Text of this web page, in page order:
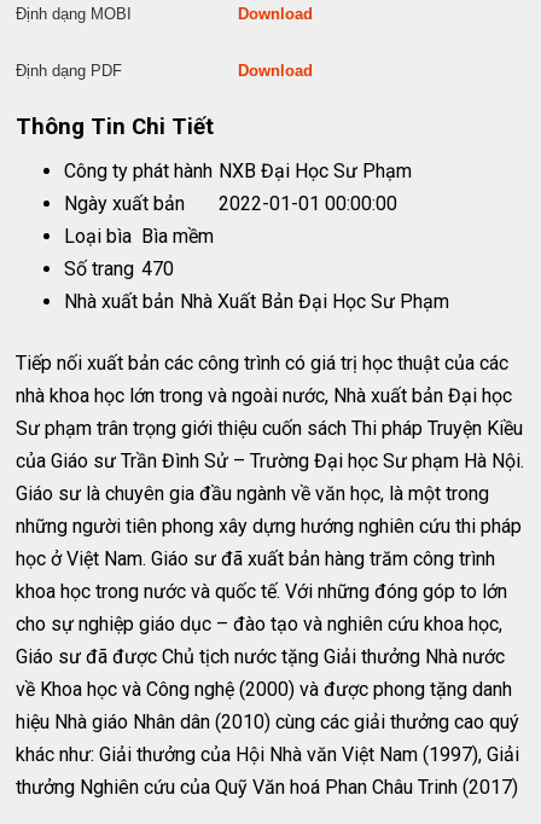
Định dạng MOBI Download
Định dạng PDF Download
Thông Tin Chi Tiết
Công ty phát hành NXB Đại Học Sư Phạm
Ngày xuất bản
2022-01-01 00:00:00
Loại bìa Bìa mềm
Số trang 470
Nhà xuất bản Nhà Xuất Bản Đại Học Sư Phạm
Tiếp nối xuất bản các công trình có giá trị học thuật của các
nhà khoa học lớn trong và ngoài nước, Nhà xuất bản Đại học
Sư phạm trân trọng giới thiệu cuốn sách Thi pháp Truyện Kiều
của Giáo sư Trần Đình Sử – Trường Đại học Sư phạm Hà Nội.
Giáo sư là chuyên gia đầu ngành về văn học, là một trong
những người tiên phong xây dựng hướng nghiên cứu thi pháp
học ở Việt Nam. Giáo sư đã xuất bản hàng trăm công trình
khoa học trong nước và quốc tế. Với những đóng góp to lớn
cho sự nghiệp giáo dục – đào tạo và nghiên cứu khoa học,
Giáo sư đã được Chủ tịch nước tặng Giải thưởng Nhà nước
về Khoa học và Công nghệ (2000) và được phong tặng danh
hiệu Nhà giáo Nhân dân (2010) cùng các giải thưởng cao quý
khác như: Giải thưởng của Hội Nhà văn Việt Nam (1997), Giải
thưởng Nghiên cứu của Quỹ Văn hoá Phan Châu Trinh (2017)